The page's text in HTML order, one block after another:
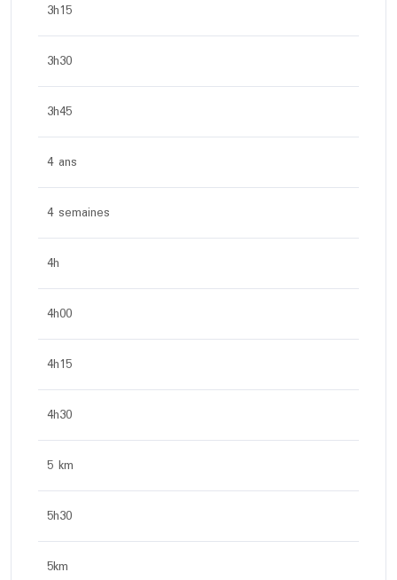
3h15
3h30
3h45
4 ans
4 semaines
4h
4h00
4h15
4h30
5 km
5h30
5km